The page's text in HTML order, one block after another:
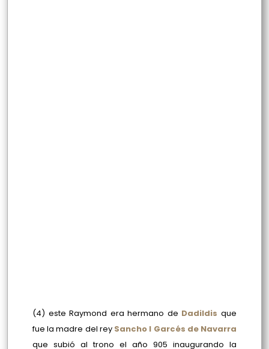
(4) este Raymond era hermano de Dadildis que
fue la madre del rey Sancho I Garcés de Navarra
que subió al trono el año 905 inaugurando la